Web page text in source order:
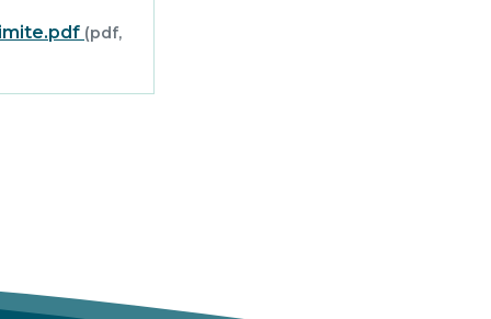
(pdf,